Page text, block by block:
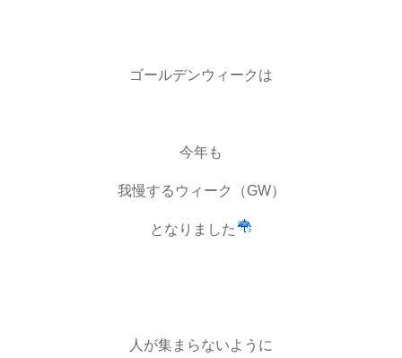
ゴールデンウィークは
今年も
我慢するウィーク（GW）
となりました
人が集まらないように